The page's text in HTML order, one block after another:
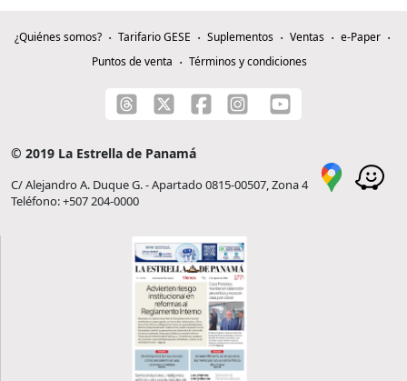
¿Quiénes somos? Tarifario GESE Suplementos Ventas
e-Paper
Puntos de venta
Términos y condiciones
© 2019 La Estrella de Panamá
C/ Alejandro A. Duque G. - Apartado 0815-00507, Zona 4
Teléfono: +507 204-0000